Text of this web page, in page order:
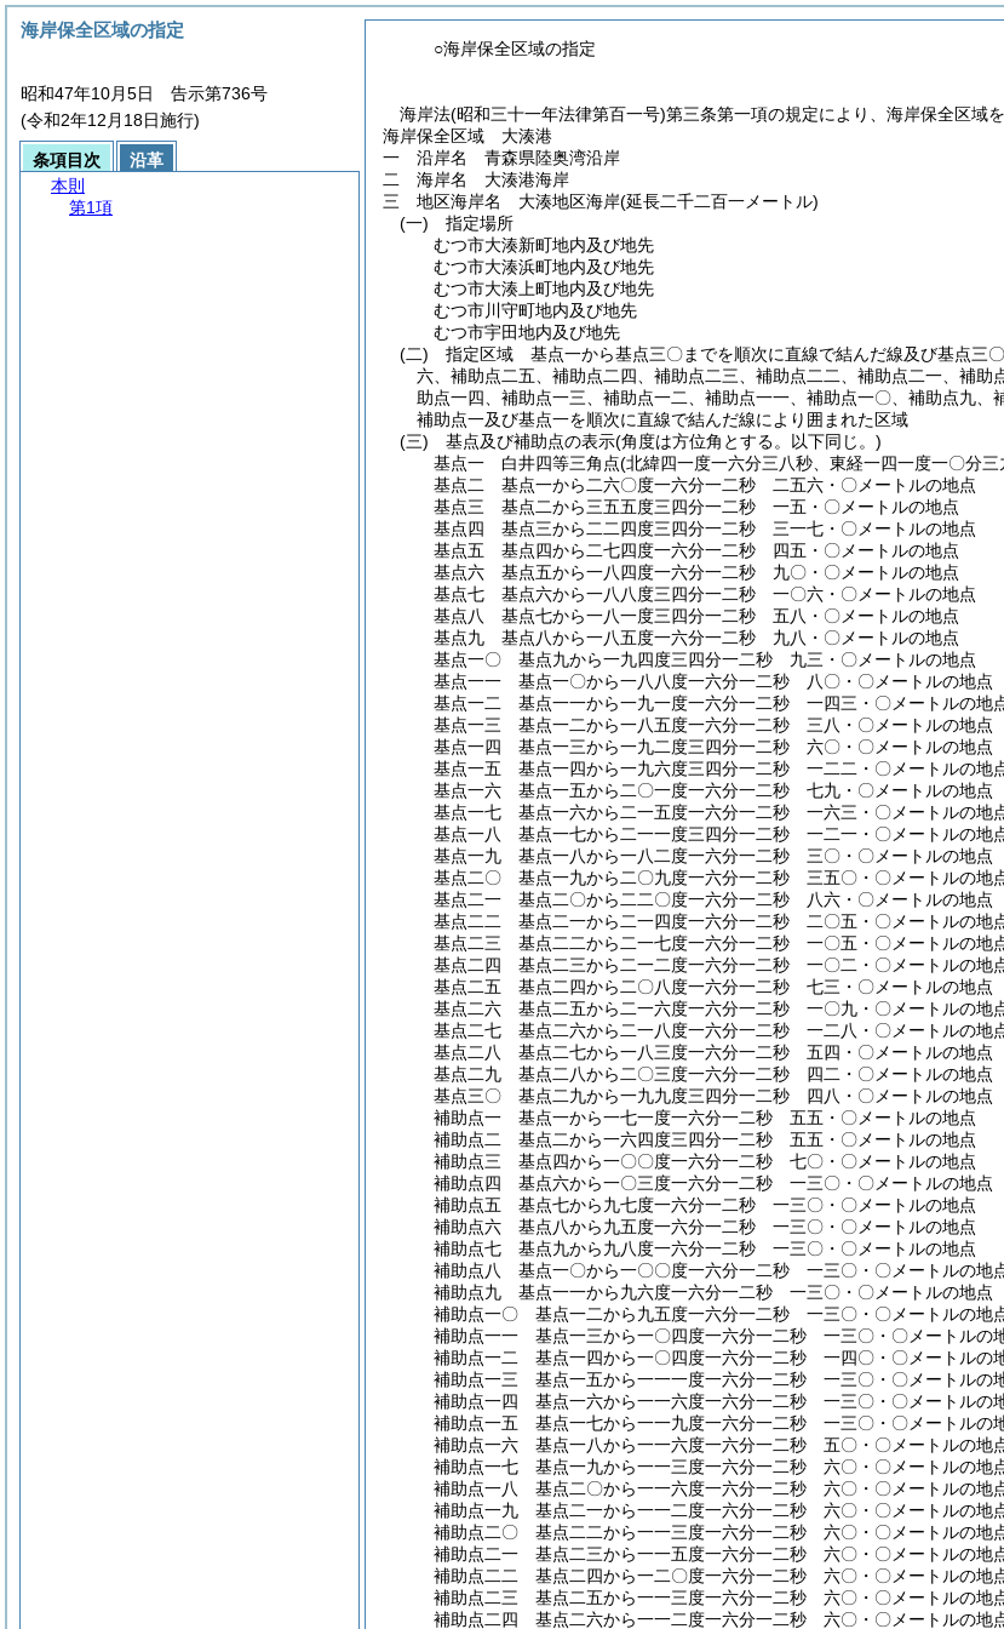
○海岸保全区域の指定
海岸法(昭和三十一年法律第百一号)第三条第一項の規定により、海岸保全区域
海岸保全区域 大湊港
一 沿岸名 青森県陸奥湾沿岸
二 海岸名 大湊港海岸
三 地区海岸名 大湊地区海岸(延長二千二百一メートル)
(一) 指定場所
むつ市大湊新町地内及び地先
むつ市大湊浜町地内及び地先
むつ市大湊上町地内及び地先
むつ市川守町地内及び地先
むつ市宇田地内及び地先
(二) 指定区域 基点一から基点三〇までを順次に直線で結んだ線及び基点三
六、補助点二五、補助点二四、補助点二三、補助点二二、補助点二一、補
助点一四、補助点一三、補助点一二、補助点一一、補助点一〇、補助点九
補助点一及び基点一を順次に直線で結んだ線により囲まれた区域
(三) 基点及び補助点の表示(角度は方位角とする。以下同じ。)
基点一 白井四等三角点(北緯四一度一六分三八秒、東経一四一度一〇分三
基点二 基点一から二六〇度一六分一二秒 二五六・〇メートルの地点
基点三 基点二から三五五度三四分一二秒 一五・〇メートルの地点
基点四 基点三から二二四度三四分一二秒 三一七・〇メートルの地点
基点五 基点四から二七四度一六分一二秒 四五・〇メートルの地点
基点六 基点五から一八四度一六分一二秒 九〇・〇メートルの地点
基点七 基点六から一八八度三四分一二秒 一〇六・〇メートルの地点
基点八 基点七から一八一度三四分一二秒 五八・〇メートルの地点
基点九 基点八から一八五度一六分一二秒 九八・〇メートルの地点
基点一〇 基点九から一九四度三四分一二秒 九三・〇メートルの地点
基点一一 基点一〇から一八八度一六分一二秒 八〇・〇メートルの地点
基点一二 基点一一から一九一度一六分一二秒 一四三・〇メートルの地
基点一三 基点一二から一八五度一六分一二秒 三八・〇メートルの地点
基点一四 基点一三から一九二度三四分一二秒 六〇・〇メートルの地点
基点一五 基点一四から一九六度三四分一二秒 一二二・〇メートルの地
基点一六 基点一五から二〇一度一六分一二秒 七九・〇メートルの地点
基点一七 基点一六から二一五度一六分一二秒 一六三・〇メートルの地
基点一八 基点一七から二一一度三四分一二秒 一二一・〇メートルの地
基点一九 基点一八から一八二度一六分一二秒 三〇・〇メートルの地点
基点二〇 基点一九から二〇九度一六分一二秒 三五〇・〇メートルの地
基点二一 基点二〇から二二〇度一六分一二秒 八六・〇メートルの地点
基点二二 基点二一から二一四度一六分一二秒 二〇五・〇メートルの地
基点二三 基点二二から二一七度一六分一二秒 一〇五・〇メートルの地
基点二四 基点二三から二一二度一六分一二秒 一〇二・〇メートルの地
基点二五 基点二四から二〇八度一六分一二秒 七三・〇メートルの地点
基点二六 基点二五から二一六度一六分一二秒 一〇九・〇メートルの地
基点二七 基点二六から二一八度一六分一二秒 一二八・〇メートルの地
基点二八 基点二七から一八三度一六分一二秒 五四・〇メートルの地点
基点二九 基点二八から二〇三度一六分一二秒 四二・〇メートルの地点
基点三〇 基点二九から一九九度三四分一二秒 四八・〇メートルの地点
補助点一 基点一から一七一度一六分一二秒 五五・〇メートルの地点
補助点二 基点二から一六四度三四分一二秒 五五・〇メートルの地点
補助点三 基点四から一〇〇度一六分一二秒 七〇・〇メートルの地点
補助点四 基点六から一〇三度一六分一二秒 一三〇・〇メートルの地点
補助点五 基点七から九七度一六分一二秒 一三〇・〇メートルの地点
補助点六 基点八から九五度一六分一二秒 一三〇・〇メートルの地点
補助点七 基点九から九八度一六分一二秒 一三〇・〇メートルの地点
補助点八 基点一〇から一〇〇度一六分一二秒 一三〇・〇メートルの地
補助点九 基点一一から九六度一六分一二秒 一三〇・〇メートルの地点
補助点一〇 基点一二から九五度一六分一二秒 一三〇・〇メートルの地
補助点一一 基点一三から一〇四度一六分一二秒 一三〇・〇メートルの
補助点一二 基点一四から一〇四度一六分一二秒 一四〇・〇メートルの
補助点一三 基点一五から一一一度一六分一二秒 一三〇・〇メートルの
補助点一四 基点一六から一一六度一六分一二秒 一三〇・〇メートルの
補助点一五 基点一七から一一九度一六分一二秒 一三〇・〇メートルの
補助点一六 基点一八から一一六度一六分一二秒 五〇・〇メートルの地
補助点一七 基点一九から一一三度一六分一二秒 六〇・〇メートルの地
補助点一八 基点二〇から一一六度一六分一二秒 六〇・〇メートルの地
補助点一九 基点二一から一一二度一六分一二秒 六〇・〇メートルの地
補助点二〇 基点二二から一一三度一六分一二秒 六〇・〇メートルの地
補助点二一 基点二三から一一五度一六分一二秒 六〇・〇メートルの地
補助点二二 基点二四から一二〇度一六分一二秒 六〇・〇メートルの地
補助点二三 基点二五から一一三度一六分一二秒 六〇・〇メートルの地
補助点二四 基点二六から一一二度一六分一二秒 六〇・〇メートルの地
海岸保全区域の指定
昭和47年10月5日 告示第736号
(令和2年12月18日施行)
条項目次
沿革
本則
第1項